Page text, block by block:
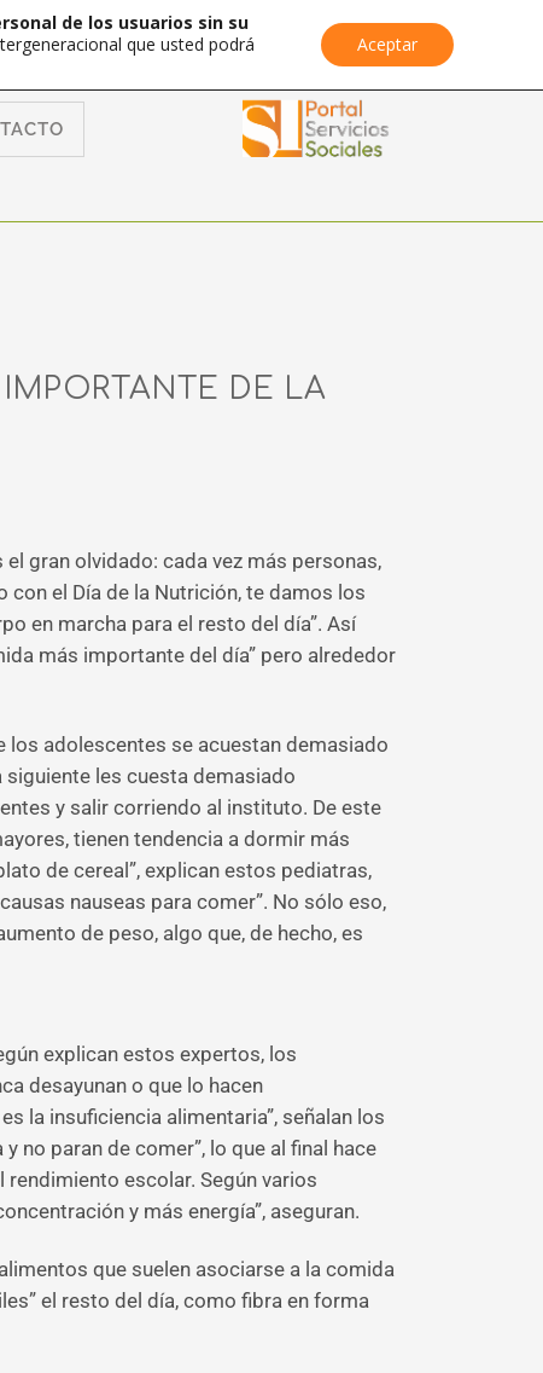
DE LA
gran olvidado: cada vez más personas,
con el Día de la Nutrición, te damos los
en marcha para el resto del día”. Así
más importante del día” pero alrededor
los adolescentes se acuestan demasiado
les cuesta demasiado
y salir corriendo al instituto. De este
tienen tendencia a dormir más
de cereal”, explican estos pediatras,
nauseas para comer”. No sólo eso,
de peso, algo que, de hecho, es
explican estos expertos, los
desayunan o que lo hacen
la insuficiencia alimentaria”, señalan los
no paran de comer”, lo que al final hace
escolar. Según varios
y más energía”, aseguran.
que suelen asociarse a la comida
el resto del día, como fibra en forma
de los usuarios sin su
que usted podrá
Aceptar